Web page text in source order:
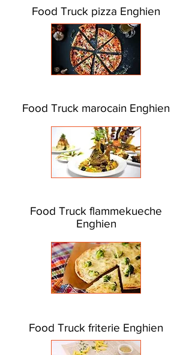
Food Truck pizza Enghien
Food Truck marocain Enghien
Food Truck flammekueche
Enghien
Food Truck friterie Enghien